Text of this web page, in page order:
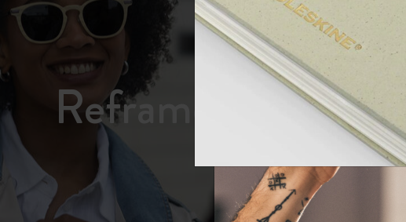
ライティングツール
サブカテゴリ
限定版ノートブック
サブカテゴリ
ギフト
サブカテゴリ
アプリ・サービス
サブカテゴリ
ミニノートブックチャーム
別注＆コーポレートギフト
持続可能な創造性
Detour
セールへの早期アクセス: お得な情報をいち早
モレスキン限定イベント: 優先アクセス
返品期間の延長: 1ヶ月間
Reframe
あ
スライド表示4